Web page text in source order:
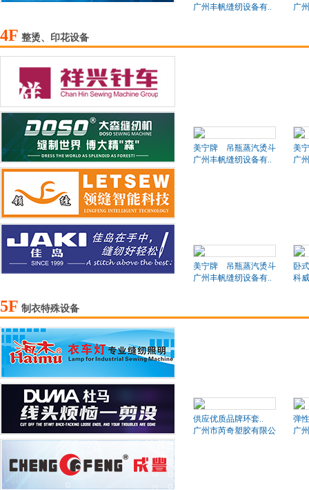
广州丰帆缝纫设备有.. 广
4F 整烫、印花设备
美宁牌 吊瓶蒸汽烫斗
广州丰帆缝纫设备有..
美
广
美宁牌 吊瓶蒸汽烫斗
广州丰帆缝纫设备有..
卧
科
5F 制衣特殊设备
供应优质品牌环套..
广州市芮奇塑胶有限公司
弹
广